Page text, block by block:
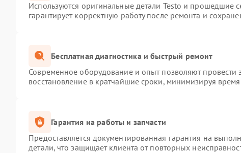
Используются оригинальные детали Testo и прошедшие
гарантирует корректную работу после ремонта и
Бесплатная диагностика и быстрый ремонт
Современное оборудование и опыт позволяют провести
восстановление в кратчайшие сроки, минимизируя время
Гарантия на работы и запчасти
Предоставляется документированная гарантия на
детали, что защищает клиента от повторных